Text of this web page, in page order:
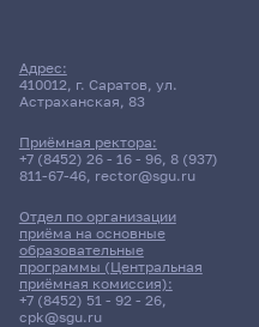
Адрес:
410012, г. Саратов, ул.
Астраханская, 83
Приёмная ректора:
+7 (8452) 26 - 16 - 96, 8 (937)
811-67-46, rector@sgu.ru
Отдел по организации
приёма на основные
образовательные
программы (Центральная
приёмная комиссия):
+7 (8452) 51 - 92 - 26,
cpk@sgu.ru